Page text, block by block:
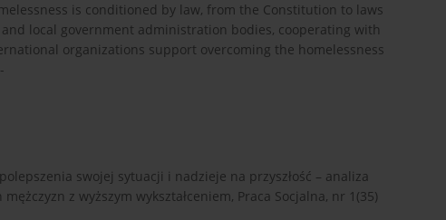
is conditioned by law, from the Constitution to laws
local government administration bodies, cooperating with
organizations support overcoming the homelessness
swojej sytuacji i nadzieje na przyszłość – analiza
z wyższym wykształceniem, Praca Socjalna, nr 1(35)